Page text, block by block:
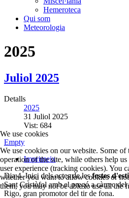
Hemeroteca
Qui som
Meteorologia
2025
Juliol 2025
Detalls
2025
31 Juliol 2025
Vist: 684
Empty
Imprimeix
Dia 4. Inici dels actes de lesfestes
Sant Cristòfol amb el pregó a càrrec
Rigo, gran promotor del tir de fona.
We use cookies
We use cookies on our website. Some of
operation of the site, while others help
user experience (tracking cookies). You
whether you want to allow cookies or
them, you may not be able to use all the